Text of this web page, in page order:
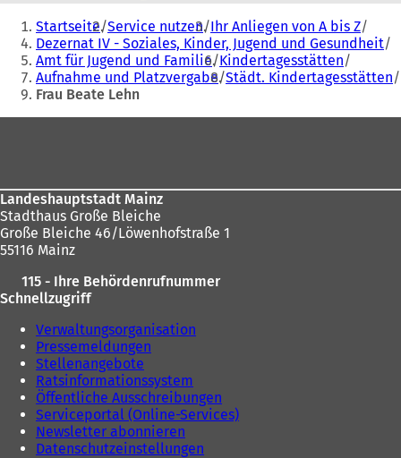
Sie
befinden
sich
hier:
Startseite Service nutzen Ihr Anliegen von A bis Z
Dezernat IV - Soziales, Kinder, Jugend und Gesundheit
Amt für Jugend und Familie Kindertagesstätten
Aufnahme und Platzvergabe Städt. Kindertagesstätten
Frau Beate Lehn
Landeshauptstadt Mainz
Stadthaus Große Bleiche
Große Bleiche 46/Löwenhofstraße 1
55116 Mainz
115 - Ihre Behördenrufnummer
Schnellzugriff
Verwaltungsorganisation
Pressemeldungen
Stellenangebote
Ratsinformationssystem
Öffentliche Ausschreibungen
Serviceportal (Online-Services)
Newsletter abonnieren
Datenschutzeinstellungen